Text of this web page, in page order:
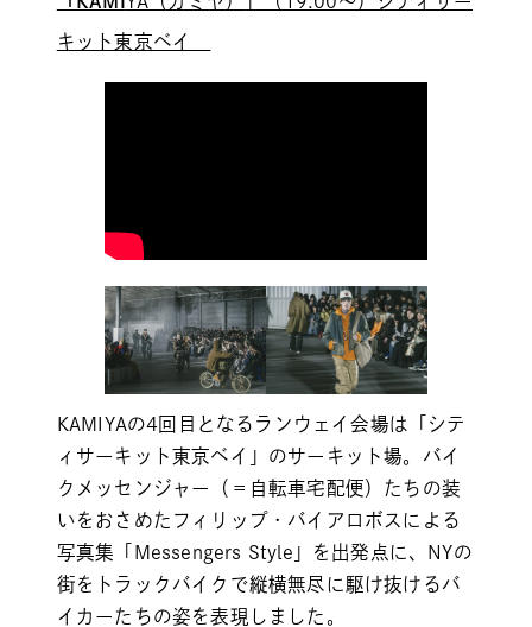
キット東京ベイ
KAMIYAの4回目となるランウェイ会場は「シテ
ィサーキット東京ベイ」のサーキット場。バイ
クメッセンジャー（＝自転車宅配便）たちの装
いをおさめたフィリップ・バイアロボスによる
写真集「Messengers Style」を出発点に、NYの
街をトラックバイクで縦横無尽に駆け抜けるバ
イカーたちの姿を表現しました。